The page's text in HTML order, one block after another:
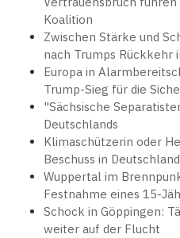
Koalition
Zwischen Stärke und
nach Trumps Rückkehr
Europa in
Trump-Sieg für die
"Sächsische
Deutschlands
Klimaschützerin oder
Beschuss in Deutschland
Wuppertal im
Festnahme eines 15-
Schock in Göppingen:
weiter auf der Flucht